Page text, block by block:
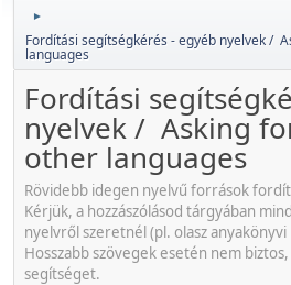
►
Fordítási segítségkérés - egyéb nyelvek /
languages
Fordítási
nyelvek / Asking
other languages
Rövidebb idegen nyelvű források
Kérjük, a hozzászólásod tárgyában
nyelvről szeretnél (pl. olasz
Hosszabb szövegek esetén nem
segítséget.